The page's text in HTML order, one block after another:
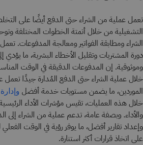
تعمل عملية من الشراء حتى الدفع أيضًا على
التشغيلية من خلال أتمتة الخطوات المختلفة
الشراء ومطابقة الفواتير ومعالجة المدفوعات.
دورة المشتريات وتقليل الأخطاء البشرية، ما يؤدي
وموثوقية. إن المدفوعات الدقيقة في الوقت
خلال عملية الشراء حتى الدفع المُدارة جيدًا
الموردين، ما يضمن مستويات خدمة أفضل
وإعداد تقارير أفضل، ما يوفر رؤية في الوقت الفعلي
على اتخاذ قرارات أكثر استنارة.